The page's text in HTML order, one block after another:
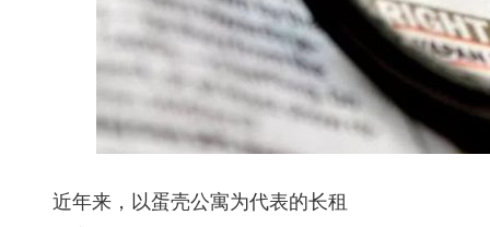
近年来，以蛋壳公寓为代表的长租